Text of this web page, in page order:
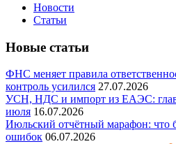
Новости
Статьи
Новые статьи
ФНС меняет правила
контроль усилился 27.07.2026
УСН, НДС и импорт из ЕАЭС:
июля 16.07.2026
Июльский отчётный марафон: что
ошибок 06.07.2026